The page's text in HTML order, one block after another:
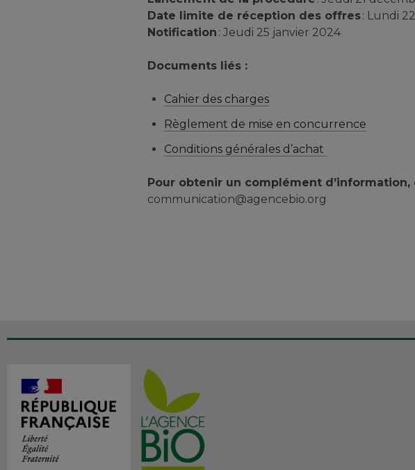
Date limite de réception des offres: Lundi
Notification : Jeudi 25 janvier 2024
Documents liés :
Cahier des charges
Règlement de mise en concurrence
Conditions générales d’achat
Pour obtenir un complément d’information,
communication@agencebio.org